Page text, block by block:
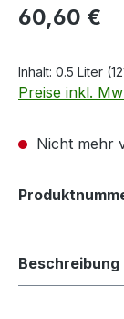
Regulärer Preis:
60,60 €
Inhalt: 0.5 Liter
Preise inkl.
Nicht mehr
Beschreibung